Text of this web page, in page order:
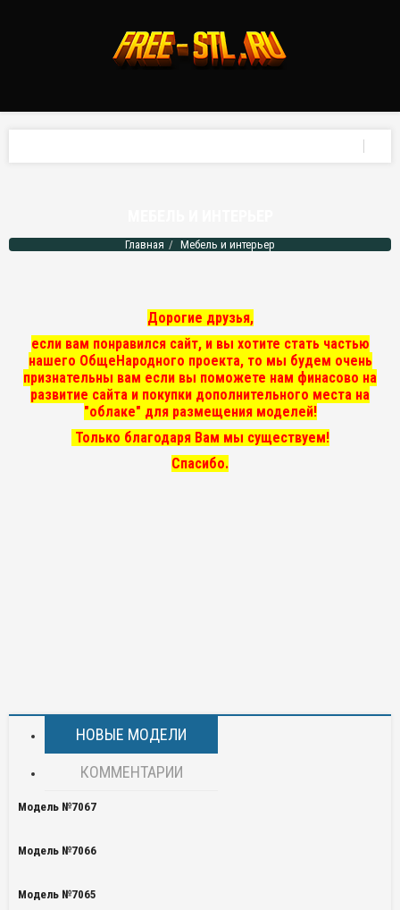
Главная Мебель и интерьер
Дорогие друзья,
если вам понравился сайт, и вы хотите стать частью
нашего ОбщеНародного проекта, то мы будем очень
признательны вам если вы поможете нам финасово на
развитие сайта и покупки дополнительного места на
"облаке" для размещения моделей!
Только благодаря Вам мы существуем!
Спасибо.
НОВЫЕ МОДЕЛИ
КОММЕНТАРИИ
Модель №7067
Модель №7066
Модель №7065